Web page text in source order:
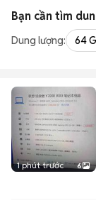
Bạn cần tìm
Dung lượng: 64
1 phút trước 6